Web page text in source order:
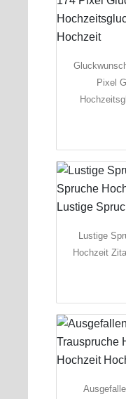
Pixel
Lustige
Hochzeit